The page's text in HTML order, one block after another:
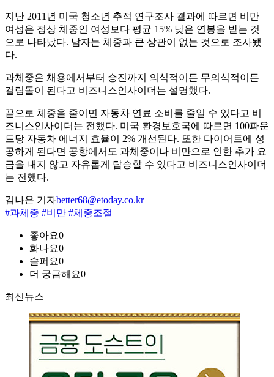
지난 2011년 미국 청소년 추적 연구조사 결과에 따르면 비만
여성은 정상 체중인 여성보다 평균 15% 낮은 연봉을 받는 것
으로 나타났다. 남자는 체중과 큰 상관이 없는 것으로 조사됐
다.
과체중은 채용에서부터 승진까지 의식적이든 무의식적이든
걸림돌이 된다고 비즈니스인사이더는 설명했다.
끝으로 체중을 줄이면 자동차 연료 소비를 줄일 수 있다고 비
즈니스인사이더는 전했다. 미국 환경보호국에 따르면 100파운
드당 자동차 에너지 효율이 2% 개선된다. 또한 다이어트에 성
공하게 된다면 공항에서도 과체중이나 비만으로 인한 추가 요
금을 내지 않고 자유롭게 탑승할 수 있다고 비즈니스인사이더
는 전했다.
김나은 기자better68@etoday.co.kr
#과체중 #비만 #체중조절
좋아요0
화나요0
슬퍼요0
더 궁금해요0
최신뉴스